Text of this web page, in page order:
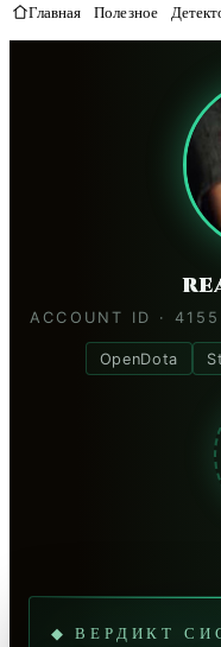
Главная Полезное
ACCOUNT ID ·
OpenDota
◆ ВЕРДИКТ